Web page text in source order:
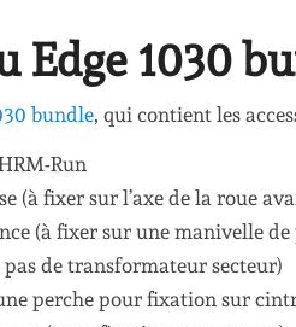
Edge 1030
bundle, qui contient les
Run
(à fixer sur l’axe de la roue
(à fixer sur une manivelle de
pas de transformateur secteur)
perche pour fixation sur